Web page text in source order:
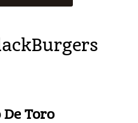
De Toro